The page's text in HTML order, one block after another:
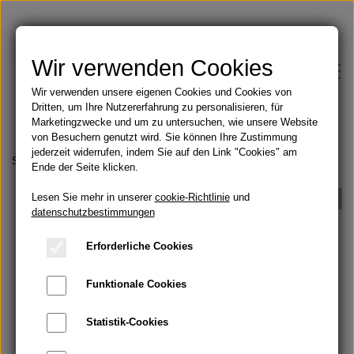
Feste Seifen
Angebote
Öle
Kontakt
Startseite Parfüms Orangenblüte
Wir verwenden Cookies
Wir verwenden unsere eigenen Cookies und Cookies von
Dritten, um Ihre Nutzererfahrung zu personalisieren, für
Marketingzwecke und um zu untersuchen, wie unsere Website
von Besuchern genutzt wird. Sie können Ihre Zustimmung
jederzeit widerrufen, indem Sie auf den Link "Cookies" am
Ende der Seite klicken.
Lesen Sie mehr in unserer cookie-Richtlinieund
datenschutzbestimmungen
Erforderliche Cookies
Funktionale Cookies
Statistik-Cookies